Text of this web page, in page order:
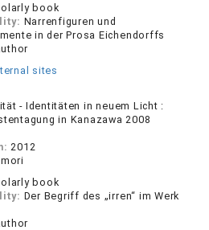
book
Narrenfiguren und
in der Prosa Eichendorffs
sites
- Identitäten in neuem Licht :
in Kanazawa 2008
2012
book
Der Begriff des „irren“ im Werk